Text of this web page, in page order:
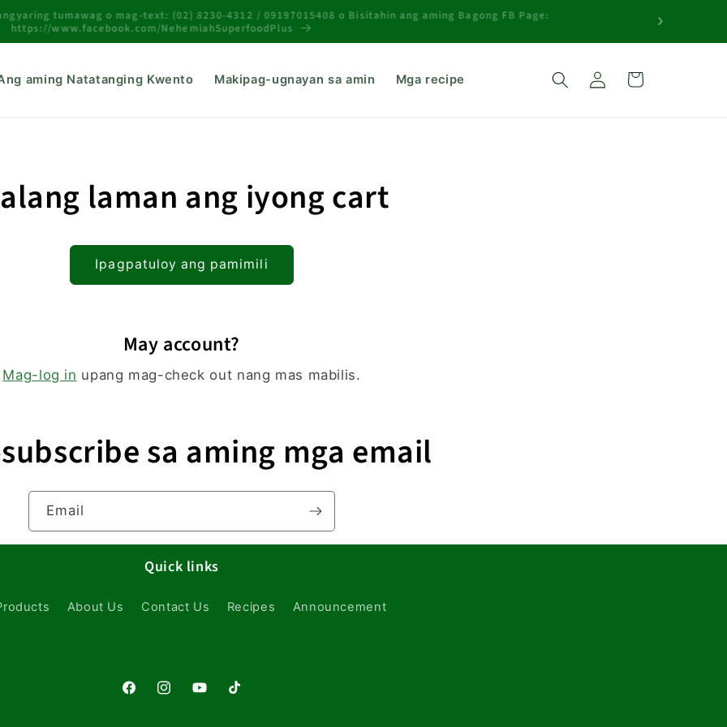
tumawag o mag-text: (02) 8230-4312 / 09197015408 o Bisitahin ang aming Bagong FB Page:
https://www.facebook.com/NehemiahSuperfoodPlus
aming Natatanging Kwento Makipag-ugnayan sa amin Mga recipe
log
Cart
laman ang iyong cart
Ipagpatuloy ang pamimili
May account?
Mag-log in upang mag-check out nang mas mabilis.
sa aming mga email
Email
Quick links
About Us Contact Us Recipes Announcement
FacebookInstagramYouTubeTikTok